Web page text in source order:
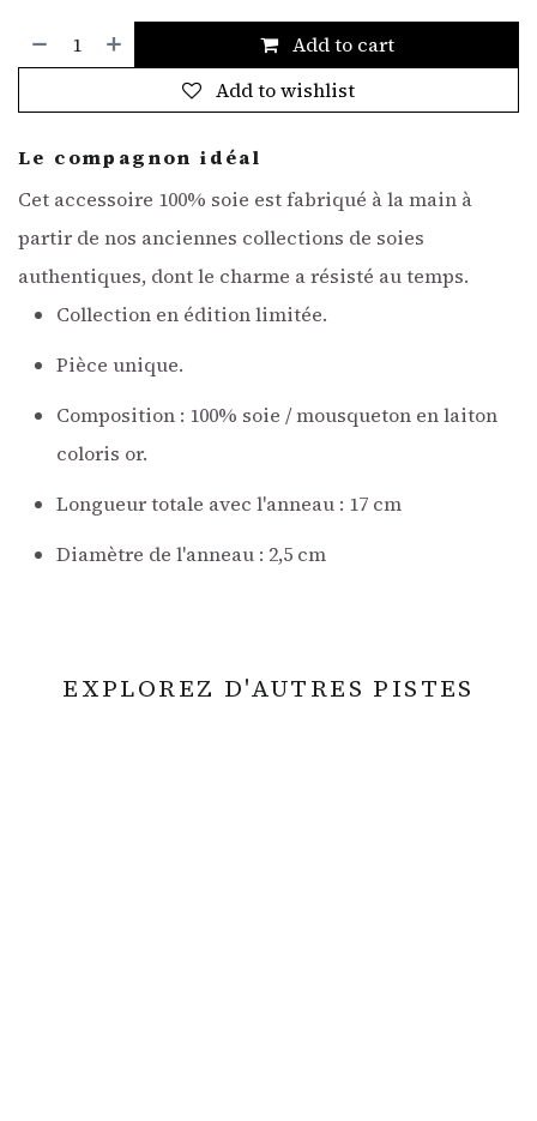
Add to cart
Add to wishlist
Le compagnon idéal
Cet accessoire 100% soie est fabriqué à la main à
partir de nos anciennes collections de soies
authentiques, dont le charme a résisté au temps.
Collection en édition limitée.
Pièce unique.
Composition : 100% soie / mousqueton en laiton
coloris or.
Longueur totale avec l'anneau : 17 cm
Diamètre de l'anneau : 2,5 cm
EXPLOREZ D'AUTRES PISTES